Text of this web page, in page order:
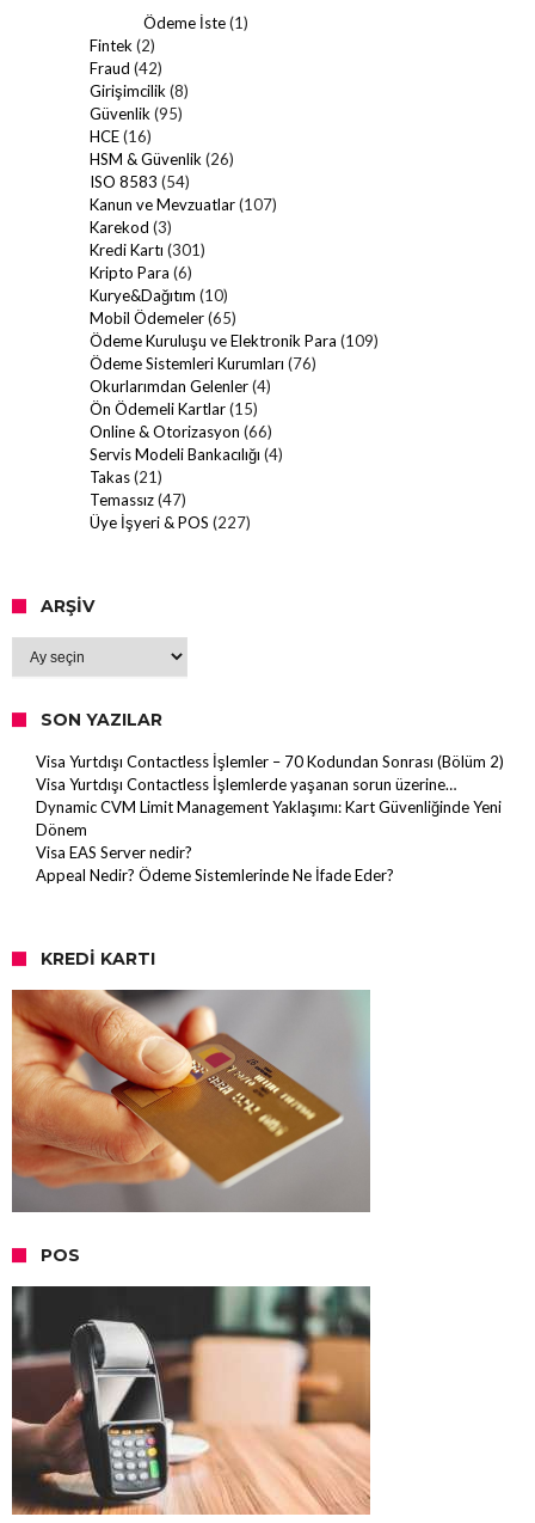
Ödeme İste(1)
Fintek (2)
Fraud (42)
Girişimcilik (8)
Güvenlik (95)
HCE(16)
HSM & Güvenlik (26)
ISO 8583 (54)
Kanun ve Mevzuatlar(107)
Karekod (3)
Kredi Kartı (301)
Kripto Para (6)
Kurye&Dağıtım (10)
Mobil Ödemeler(65)
Ödeme Kuruluşu ve Elektronik Para (109)
Ödeme Sistemleri Kurumları (76)
Okurlarımdan Gelenler(4)
Ön Ödemeli Kartlar(15)
Online & Otorizasyon (66)
Servis Modeli Bankacılığı (4)
Takas(21)
Temassız(47)
Üye İşyeri & POS (227)
ARŞIV
SON YAZILAR
Visa Yurtdışı Contactless İşlemler – 70 Kodundan Sonrası (Bölüm 2)
Visa Yurtdışı Contactless İşlemlerde yaşanan sorun üzerine…
Dynamic CVM Limit Management Yaklaşımı: Kart Güvenliğinde Yeni
Dönem
Visa EAS Server nedir?
Appeal Nedir? Ödeme Sistemlerinde Ne İfade Eder?
KREDI KARTI
POS